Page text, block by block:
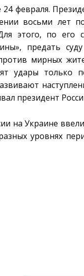
февраля.
восьми лет
этого, по его
предать
мирных
удары только
президент
на Украине
уровнях